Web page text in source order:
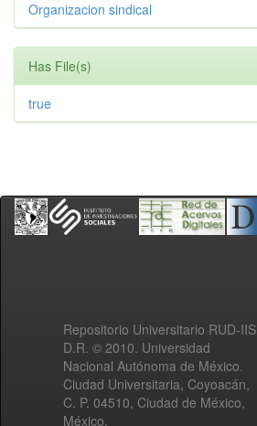
Organizacion sindical
Has File(s)
true
Repositorio Universitario RUD-IIS
D.R. © 2010. Universidad
Nacional Autónoma de México.
Ciudad Universitaria, Coyoacán,
C. P. 04510, Ciudad de México,
México.